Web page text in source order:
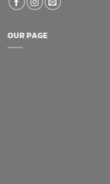
OUR PAGE